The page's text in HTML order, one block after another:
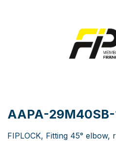
AAPA-29M40SB-
FIPLOCK, Fitting 45° elbow,